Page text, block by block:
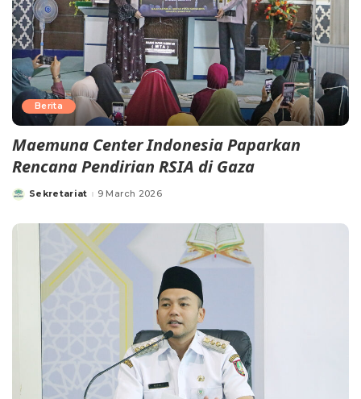
Berita
Maemuna Center Indonesia Paparkan
Rencana Pendirian RSIA di Gaza
Sekretariat 9 March 2026